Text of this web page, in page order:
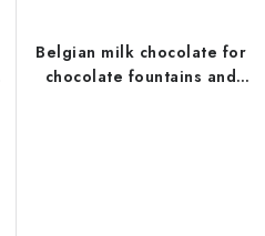
Belgian milk chocolate for
chocolate fountains and